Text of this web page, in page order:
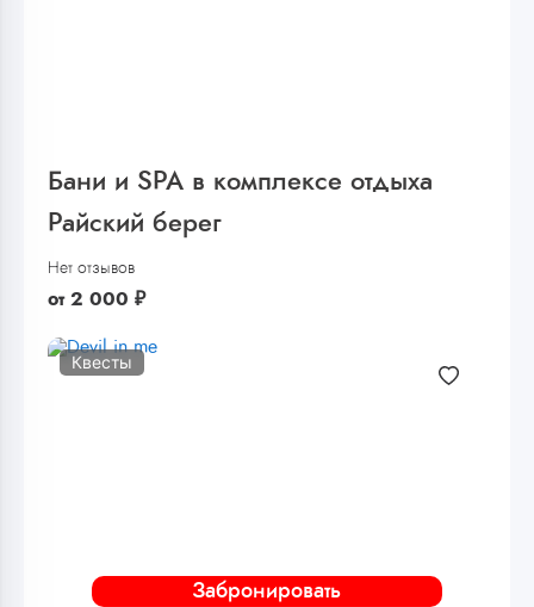
Бани и SPA в комплексе отдыха
Райский берег
Нет отзывов
от 2 000 ₽
Забронировать
Квесты